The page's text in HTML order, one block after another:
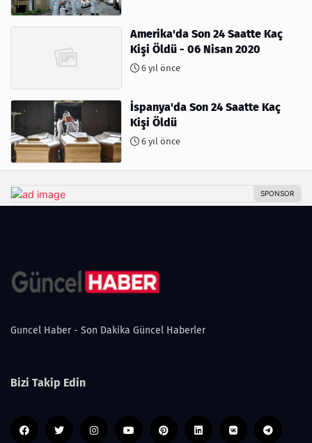
Amerika'da Son 24 Saatte Kaç
Kişi Öldü - 06 Nisan 2020
6 yıl önce
İspanya'da Son 24 Saatte Kaç
Kişi Öldü
6 yıl önce
Guncel Haber - Son Dakika Güncel Haberler
Bizi Takip Edin